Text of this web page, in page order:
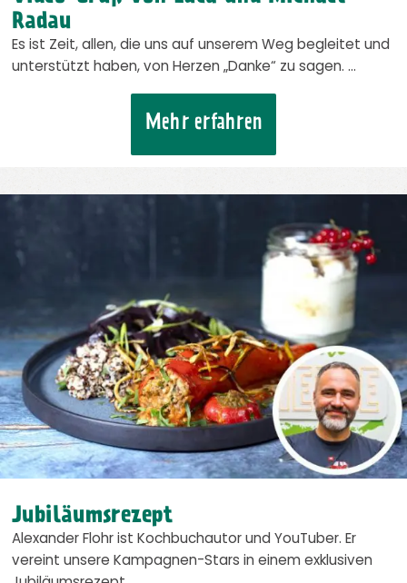
Radau
Es ist Zeit, allen, die uns auf unserem Weg begleitet und
unterstützt haben, von Herzen „Danke“ zu sagen. …
Mehr erfahren
Jubiläumsrezept
Alexander Flohr ist Kochbuchautor und YouTuber. Er
vereint unsere Kampagnen-Stars in einem exklusiven